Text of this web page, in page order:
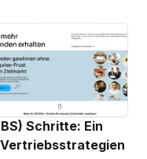
Schritte: Ein